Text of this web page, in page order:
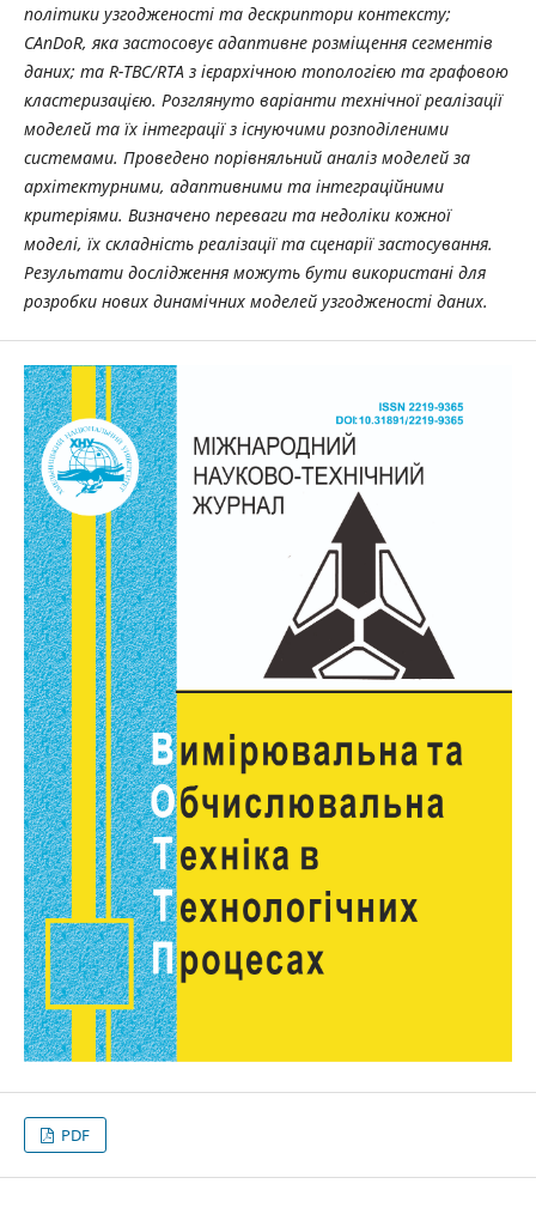
політики узгодженості та дескриптори контексту;
CAnDoR, яка застосовує адаптивне розміщення сегментів
даних; та R-TBC/RTA з ієрархічною топологією та графовою
кластеризацією. Розглянуто варіанти технічної реалізації
моделей та їх інтеграції з існуючими розподіленими
системами. Проведено порівняльний аналіз моделей за
архітектурними, адаптивними та інтеграційними
критеріями. Визначено переваги та недоліки кожної
моделі, їх складність реалізації та сценарії застосування.
Результати дослідження можуть бути використані для
розробки нових динамічних моделей узгодженості даних.
PDF